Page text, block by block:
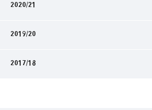
2020/21
2019/20
2017/18